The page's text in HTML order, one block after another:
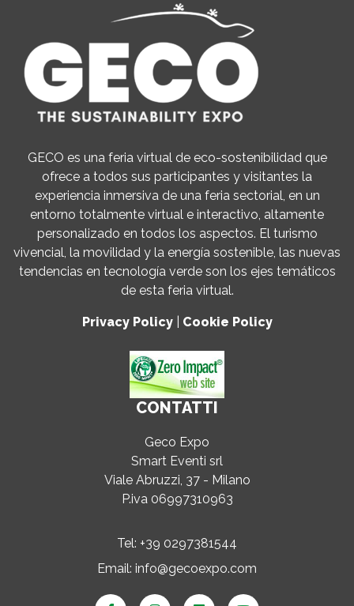
GECO es una feria virtual de eco-sostenibilidad que
ofrece a todos sus participantes y visitantes la
experiencia inmersiva de una feria sectorial, en un
entorno totalmente virtual e interactivo, altamente
personalizado en todos los aspectos. El turismo
vivencial, la movilidad y la energía sostenible, las nuevas
tendencias en tecnología verde son los ejes temáticos
de esta feria virtual.
Privacy Policy Cookie Policy
CONTATTI
Geco Expo
Smart Eventi srl
Viale Abruzzi, 37 - Milano
P.iva 06997310963
Tel: +39 0297381544
Email: info@gecoexpo.com